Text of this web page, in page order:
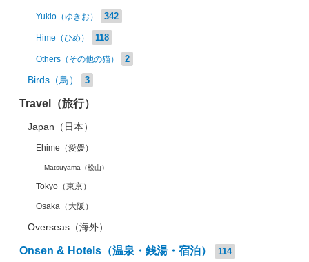
Yukio（ゆきお） 342
Hime（ひめ） 118
Others（その他の猫） 2
Birds（鳥） 3
Travel（旅行）
Japan（日本）
Ehime（愛媛）
Matsuyama（松山）
Tokyo（東京）
Osaka（大阪）
Overseas（海外）
Onsen & Hotels（温泉・銭湯・宿泊） 114